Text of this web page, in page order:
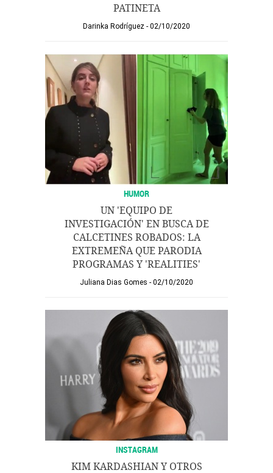
PATINETA
Darinka Rodríguez 02/10/2020
HUMOR
UN 'EQUIPO DE
INVESTIGACIÓN' EN BUSCA DE
CALCETINES ROBADOS: LA
EXTREMEÑA QUE PARODIA
PROGRAMAS Y 'REALITIES'
Juliana Dias Gomes 02/10/2020
INSTAGRAM
KIM KARDASHIAN Y OTROS